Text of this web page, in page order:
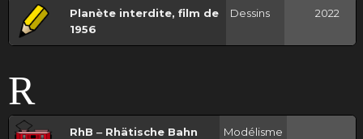
Planète interdite, film de
1956
Dessins 2022
R
RhB ‒ Rhätische Bahn
Modélisme